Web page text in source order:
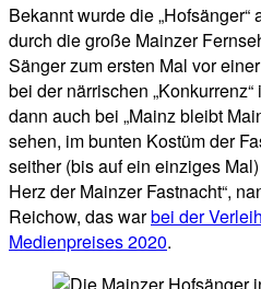
Bekannt wurde die
durch die große Mainzer
Sänger zum ersten Mal vor
bei der närrischen
dann auch bei „Mainz bleibt
sehen, im bunten Kostüm der
seither (bis auf ein einziges
Herz der Mainzer Fastnacht“,
Reichow, das warbei der
Medienpreises 2020.